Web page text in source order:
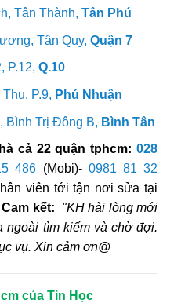
Tân Thành, Tân Phú
Tân Quy, Quận 7
P.12, Q.10
P.9, Phú Nhuận
Bình Trị Đông B, Bình Tân
cả 22 quận tphcm: 028
486 (Mobi)- 0981 81 32
viên tới tận nơi sửa tại
kết:
"KH hài lòng mới
ngoài tìm kiếm và chờ đợi.
vụ. Xin cảm ơn@
của Tin Học